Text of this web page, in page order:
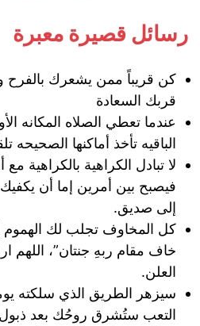
رسائل قصيرة معبرة
كن قريباً ممن يشعرك بالفرح
قربك السعادة
عندما تعطي الصلاه المكانه
الباقيه تأخذ أماكنها الصحيحه
لا تبادل الكراهية بالكراهية
فيصبح بين أمرين إما أن
إلى صديق.
كل المخاوف تجلب لك الهموم
خاف مقام ربهِ جنتان”، اللهم
العلن.
سيزهر الطريق الذي سلكته
التعب ستُشرق روحُك بعد